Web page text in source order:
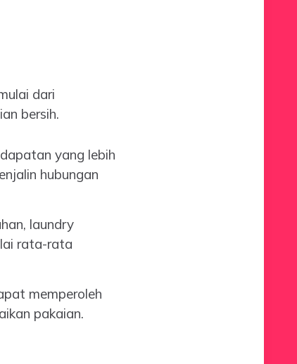
dari
bersih.
yang lebih
hubungan
laundry
rata-rata
memperoleh
pakaian.